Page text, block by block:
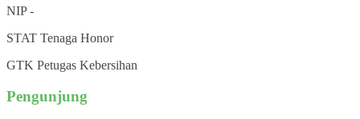
NIP-
STAT Tenaga Honor
GTK Petugas Kebersihan
Pengunjung